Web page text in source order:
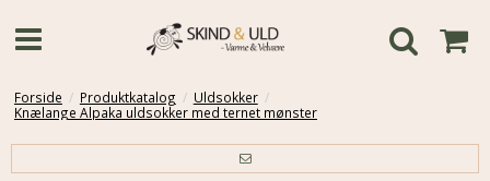
Forside / Produktkatalog / Uldsokker /
Knælange Alpaka uldsokker med ternet mønster